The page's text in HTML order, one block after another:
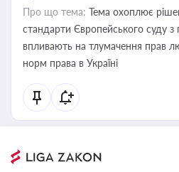
Про що тема: Тема охоплює
стандарти Європейського суду з
впливають на тлумачення прав
норм права в Україні